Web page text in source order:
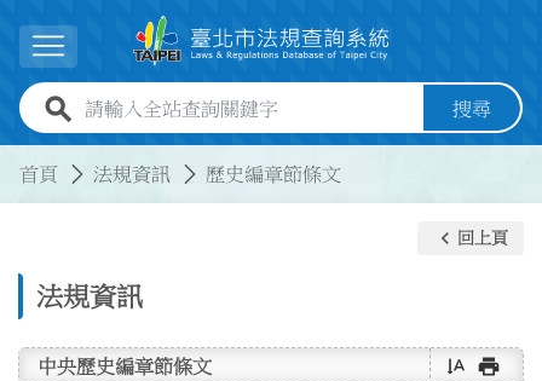
展開選單
全站查詢關鍵字欄位 搜尋
首頁 法規資訊 歷史編章節條文
法規資訊
keyboard_arrow_left 回上頁
中央歷史編章節條文 text_rotate_vertical print